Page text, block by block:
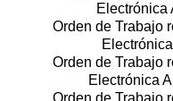
Electrónica
Orden de Trabajo
Orden de Trabajo
Electrónica